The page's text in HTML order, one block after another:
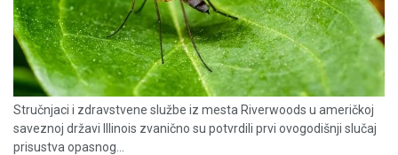
Stručnjaci i zdravstvene službe iz mesta Riverwoods u američkoj
saveznoj državi Illinois zvanično su potvrdili prvi ovogodišnji slučaj
prisustva opasnog...